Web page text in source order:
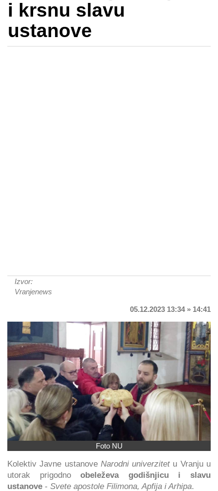
i krsnu slavu
ustanove
Izvor:
Vranjenews
05.12.2023 13:34 » 14:41
Foto NU
Kolektiv Javne ustanove Narodni univerzitetu Vranju u
utorak prigodnoobeleževa godišnjicu i slavu
ustanove - Svete apostole Filimona, Apfija i Arhipa.